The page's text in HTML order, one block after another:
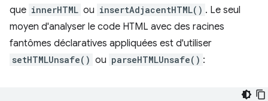
que innerHTML ou insertAdjacentHTML() . Le seul
moyen d'analyser le code HTML avec des racines
fantômes déclaratives appliquées est d'utiliser
setHTMLUnsafe() ou parseHTMLUnsafe() :